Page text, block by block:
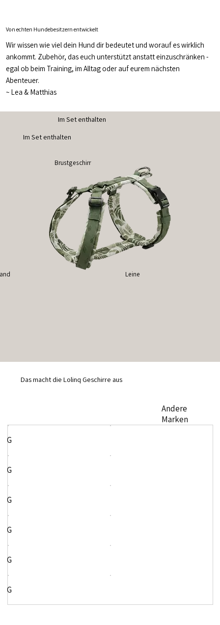
Von echten Hundebesitzern entwickelt
Wir wissen wie viel dein Hund dir bedeutet und worauf es wirklich
ankommt. Zubehör, das euch unterstützt anstatt einzuschränken -
egal ob beim Training, im Alltag oder auf eurem nächsten
Abenteuer.
~Lea & Matthias
Brustgeschirr
Im Set enthalten
Im Set enthalten
Leine
Das macht die Lolinq Geschirre aus
Andere
Marken
G
G
G
G
G
G